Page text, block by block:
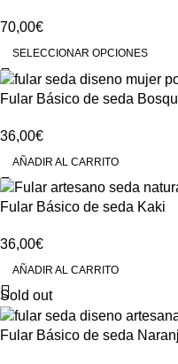
70,00€
SELECCIONAR OPCIONES
Fular Básico de seda
36,00€
AÑADIR AL CARRITO
Fular Básico de seda Kaki
36,00€
AÑADIR AL CARRITO
Sold out
Fular Básico de seda